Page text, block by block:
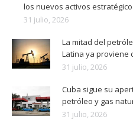
los nuevos activos
31 julio, 2026
La mitad del
Latina ya proviene
31 julio, 2026
Cuba sigue su
petróleo y gas
31 julio, 2026